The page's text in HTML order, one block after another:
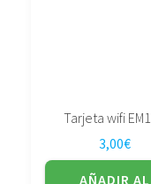
Tarjeta wifi
3,00€
AÑADIR AL